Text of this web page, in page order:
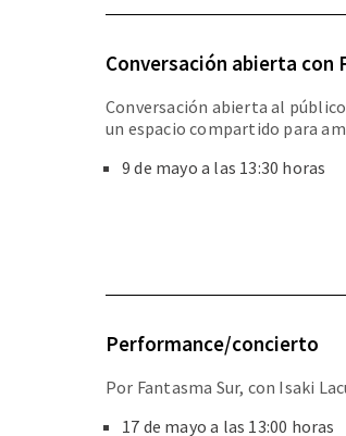
Conversación abierta con
Conversación abierta al
un espacio compartido para
9 de mayo a las 13:30 horas
Performance/concierto
Por Fantasma Sur, con Isaki
17 de mayo a las 13:00 horas